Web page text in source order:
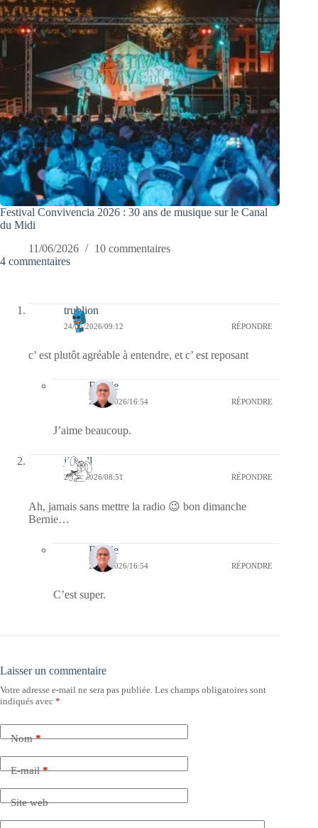
Festival Convivencia 2026 : 30 ans de musique sur le Canal
du Midi
11/06/2026
10 commentaires
4 commentaires
trublion
24/05/2026/09:12 RÉPONDRE
c’ est plutôt agréable à entendre, et c’ est reposant
Bernie
24/05/2026/16:54 RÉPONDRE
J’aime beaucoup.
jill bill
24/05/2026/08:51 RÉPONDRE
Ah, jamais sans mettre la radio 😉 bon dimanche
Bernie…
Bernie
24/05/2026/16:54 RÉPONDRE
C’est super.
Laisser un commentaire
Votre adresse e-mail ne sera pas publiée. Les champs obligatoires sont
indiqués avec *
Nom*
E-mail*
Site web